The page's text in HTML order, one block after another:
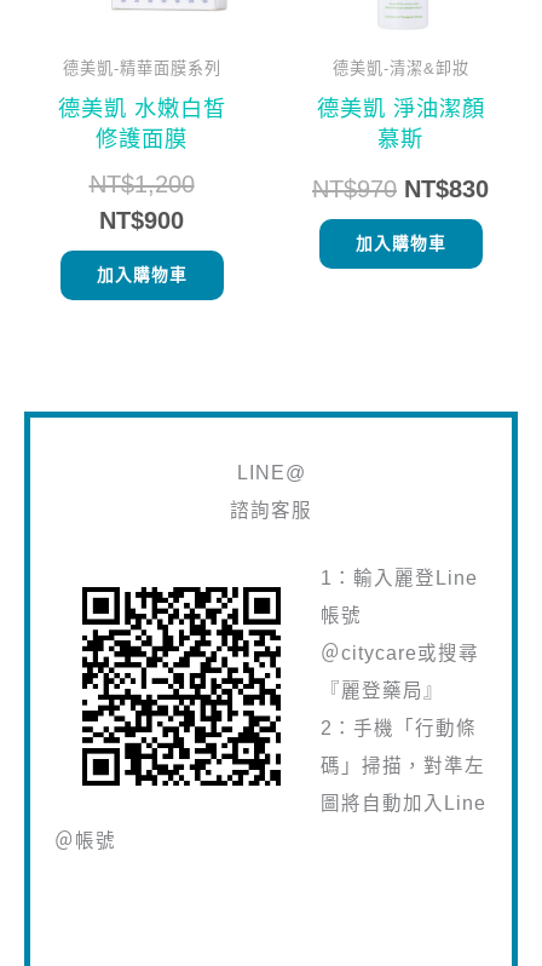
德美凱-精華面膜系列
德美凱 水嫩白皙
修護面膜
NT$1,200
NT$900
加入購物車
德美凱-清潔&卸妝
德美凱 淨油潔顏
慕斯
NT$970 NT$830
加入購物車
LINE@
諮詢客服
1：輸入麗登Line
帳號
＠citycare或搜尋
『麗登藥局』
2：手機「行動條
碼」掃描，對準左
圖將自動加入Line
＠帳號